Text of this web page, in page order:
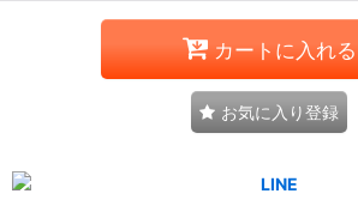
カートに入れる
お気に入り登録